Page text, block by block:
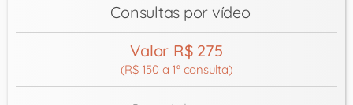
Consultas por vídeo
Valor R$ 275
(R$ 150 a 1ª consulta)